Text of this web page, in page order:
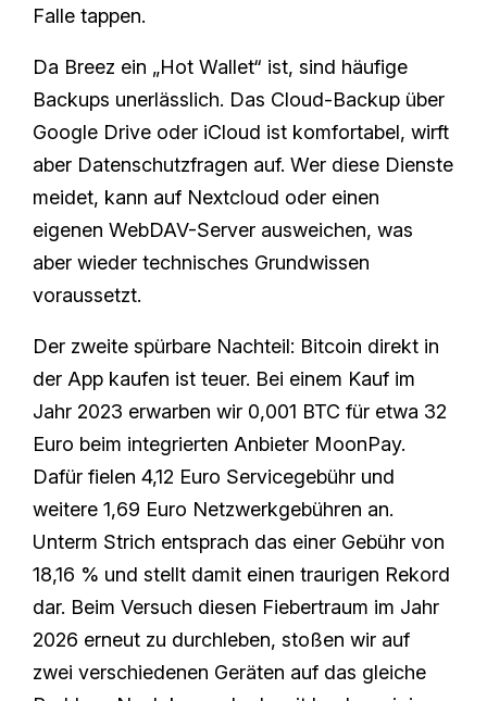
Falle tappen.
Da Breez ein „Hot Wallet“ ist, sind häufige
Backups unerlässlich. Das Cloud-Backup über
Google Drive oder iCloud ist komfortabel, wirft
aber Datenschutzfragen auf. Wer diese Dienste
meidet, kann auf Nextcloud oder einen
eigenen WebDAV-Server ausweichen, was
aber wieder technisches Grundwissen
voraussetzt.
Der zweite spürbare Nachteil: Bitcoin direkt in
der App kaufen ist teuer. Bei einem Kauf im
Jahr 2023 erwarben wir 0,001 BTC für etwa 32
Euro beim integrierten Anbieter MoonPay.
Dafür fielen 4,12 Euro Servicegebühr und
weitere 1,69 Euro Netzwerkgebühren an.
Unterm Strich entsprach das einer Gebühr von
18,16 % und stellt damit einen traurigen Rekord
dar. Beim Versuch diesen Fiebertraum im Jahr
2026 erneut zu durchleben, stoßen wir auf
zwei verschiedenen Geräten auf das gleiche